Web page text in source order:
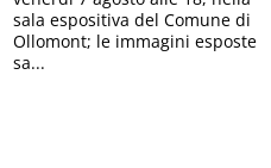
sala espositiva del Comune di
Ollomont; le immagini esposte
sa...